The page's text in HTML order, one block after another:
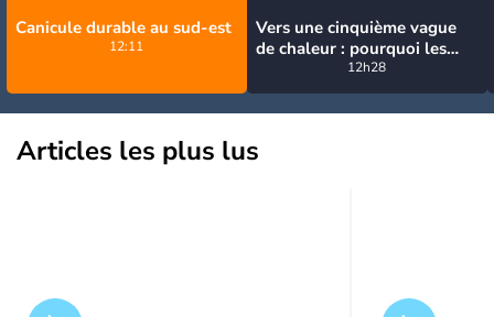
Canicule durable au sud-est
12:11
Vers une cinquième vague
de chaleur : pourquoi les
fortes chaleurs vont
rapidement revenir en
France
12h28
Articles les plus lus